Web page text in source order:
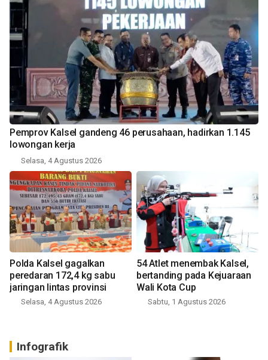
Pemprov Kalsel gandeng 46 perusahaan, hadirkan 1.145
lowongan kerja
Selasa, 4 Agustus 2026
Polda Kalsel gagalkan
peredaran 172,4 kg sabu
jaringan lintas provinsi
Selasa, 4 Agustus 2026
54 Atlet menembak Kalsel,
bertanding pada Kejuaraan
Wali Kota Cup
Sabtu, 1 Agustus 2026
Infografik